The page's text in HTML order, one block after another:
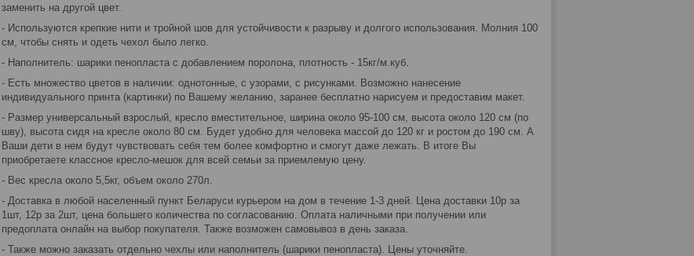
заменить на другой цвет.
- Используются крепкие нити и тройной шов для устойчивости к разрыву и долгого использования. Молния 100
см, чтобы снять и одеть чехол было легко.
- Наполнитель: шарики пенопласта с добавлением поролона, плотность - 15кг/м.куб.
- Есть множество цветов в наличии: однотонные, с узорами, с рисунками. Возможно нанесение
индивидуального принта (картинки) по Вашему желанию, заранее бесплатно нарисуем и предоставим макет.
- Размер универсальный взрослый, кресло вместительное, ширина около 95-100 см, высота около 120 см (по
шву), высота сидя на кресле около 80 см. Будет удобно для человека массой до 120 кг и ростом до 190 см. А
Ваши дети в нем будут чувствовать себя тем более комфортно и смогут даже лежать. В итоге Вы
приобретаете классное кресло-мешок для всей семьи за приемлемую цену.
- Вес кресла около 5,5кг, объем около 270л.
- Доставка в любой населенный пункт Беларуси курьером на дом в течение 1-3 дней. Цена доставки 10р за
1шт, 12р за 2шт, цена большего количества по согласованию. Оплата наличными при получении или
предоплата онлайн на выбор покупателя. Также возможен самовывоз в день заказа.
- Также можно заказать отдельно чехлы или наполнитель (шарики пенопласта). Цены уточняйте.